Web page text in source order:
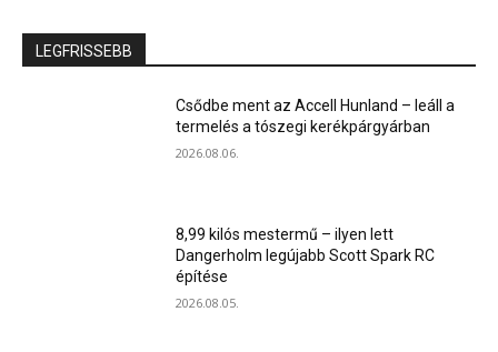
LEGFRISSEBB
Csődbe ment az Accell Hunland – leáll a
termelés a tószegi kerékpárgyárban
2026.08.06.
8,99 kilós mestermű – ilyen lett
Dangerholm legújabb Scott Spark RC
építése
2026.08.05.